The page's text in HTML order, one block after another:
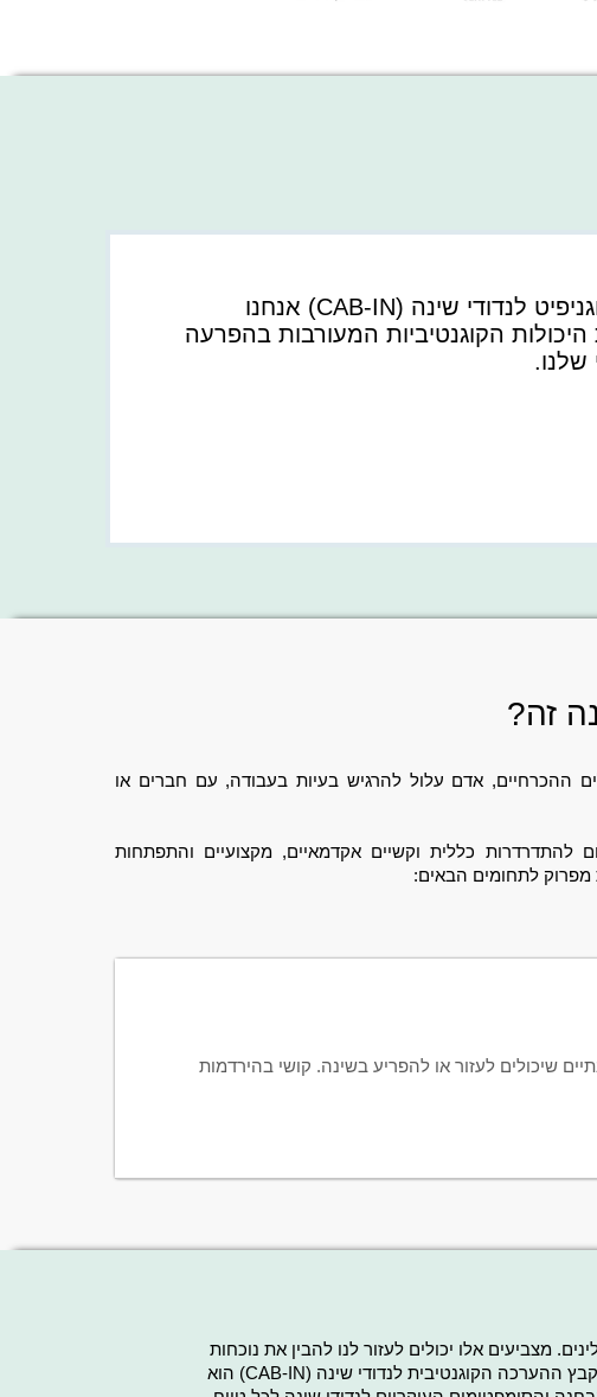
עם הערכה קוגנטיבית מבית קוגניפיט לנדודי שינה (CAB-IN) אנחנו
היכולות הקוגנטיביות המעורבות בהפרעה
זה?
ההכרחיים, אדם עלול להרגיש בעיות בעבודה, עם חברים או
להתדרדרות כללית וקשיים אקדמאיים, מקצועיים והתפתחות
מפרוק לתחומים הבאים:
שיכולים לעזור או להפריע בשינה. קושי בהירדמות
מצביעים אלו יכולים לעזור לנו להבין את נוכחות
הפרעת שינה זו. זוהי הסיבה מדוע השלב הראשון במקבץ ההערכה הקוגנטיבית לנדודי שינה (CAB-IN) הוא